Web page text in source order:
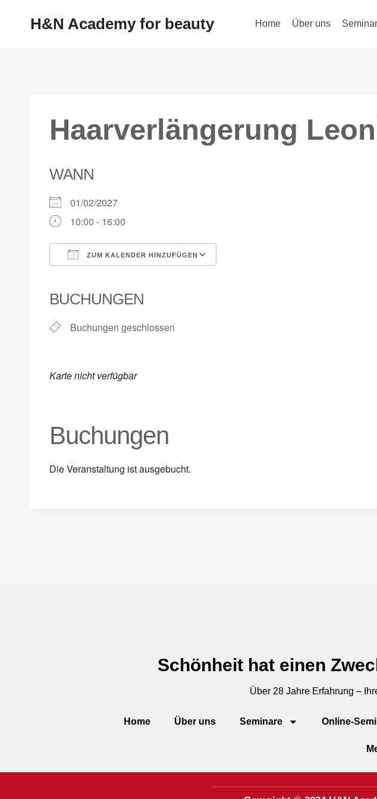
H&N Academy for beauty Home Über uns
Haarverlängerung
WANN
01/02/2027
10:00 - 16:00
ZUM KALENDER HINZUFÜGEN
BUCHUNGEN
Buchungen geschlossen
Karte nicht verfügbar
Buchungen
Die Veranstaltung ist ausgebucht.
Schönheit hat einen
Über 28 Jahre Erfahrung –
Home Über uns Seminare Online-